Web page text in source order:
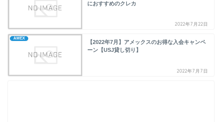
におすすめのクレカ
2022年7月22日
AMEX
【2022年7月】アメックスのお得な入会キャンペ
ーン【USJ貸し切り】
2022年7月7日